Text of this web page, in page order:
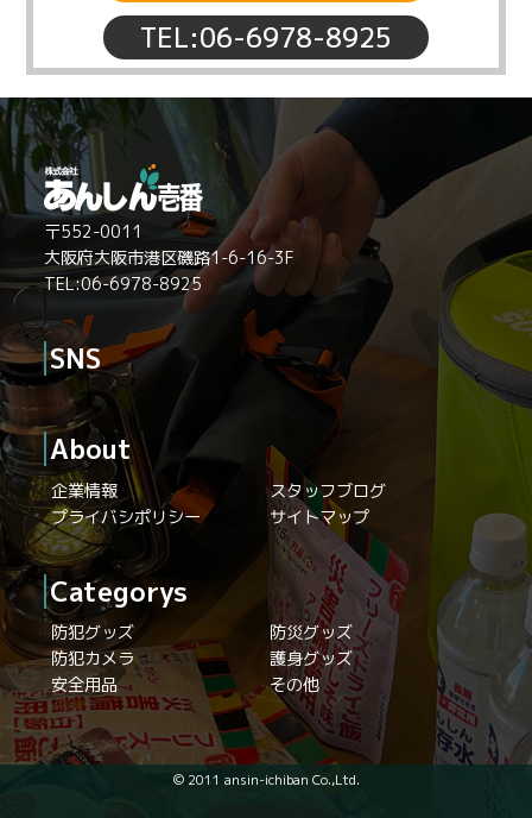
TEL:06-6978-8925
〒552-0011
大阪府大阪市港区磯路1-6-16-3F
TEL:06-6978-8925
SNS
About
企業情報
スタッフブログ
プライバシポリシー
サイトマップ
Categorys
防犯グッズ
防災グッズ
防犯カメラ
護身グッズ
安全用品
その他
© 2011 ansin-ichiban Co.,Ltd.